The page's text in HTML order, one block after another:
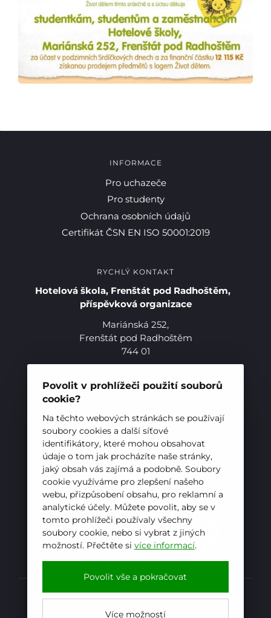
Povolit v prohlížeči použití souborů
cookie?
Na těchto webových stránkách se používají
soubory cookies a další síťové
identifikátory, které mohou obsahovat
údaje o tom jak procházíte naše stránky,
jaký obsah vás zajímá a podobně. Soubory
cookie využíváme pro zlepšení našeho
webu, přizpůsobení obsahu, pro reklamní a
analytické účely. Můžete povolit, aby se v
tomto prohlížeči používaly všechny
soubory cookie, nebo si vybrat z jiných
možností. Přečtěte si více informací.
Povolit vše a pokračovat
Více možností
Virtuální prohlídka
Kontakty
Pro studenty
Pro uchazeče
E-mail WhatsAppFacebook
INFORMACE
Pro uchazeče
Pro studenty
Ochrana osobních údajů
Certifikát ČSN EN ISO 50001:2019
RYCHLÝ KONTAKT
Hotelová škola, Frenštát pod Radhoštěm,
příspěvková organizace
Mariánská 252,
Frenštát pod Radhoštěm
744 01
E-mail:sekretariat@hotelovkafren.cz
Datová schránka: bc5jrez
IČ: 00576441
ZŘIZOVATEL
Hotelová škola, Frenštát pod Radhoštěm je
příspěvkovou organizací zřizovanou
Moravskoslezským krajem